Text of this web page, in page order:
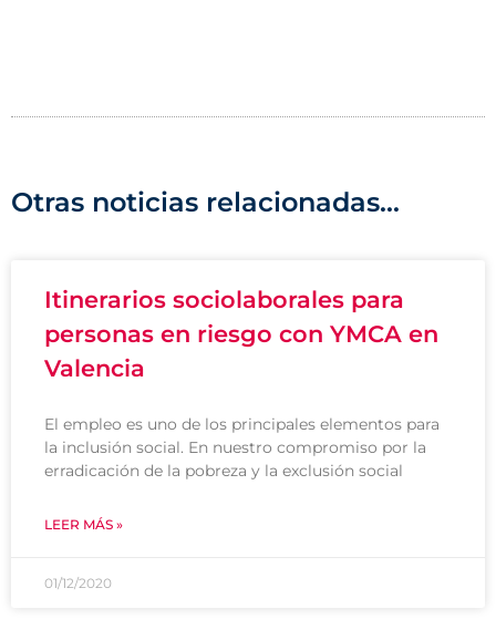
Otras noticias relacionadas...
Itinerarios sociolaborales para
personas en riesgo con YMCA en
Valencia
El empleo es uno de los principales elementos para
la inclusión social. En nuestro compromiso por la
erradicación de la pobreza y la exclusión social
LEER MÁS »
01/12/2020